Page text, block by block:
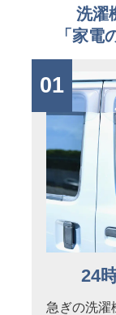
洗濯
「家電
01
24
急ぎの洗濯